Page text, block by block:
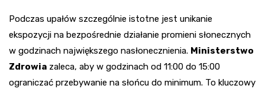
Podczas upałów szczególnie istotne jest unikanie
ekspozycji na bezpośrednie działanie promieni słonecznych
w godzinach największego nasłonecznienia. Ministerstwo
Zdrowia zaleca, aby w godzinach od 11:00 do 15:00
ograniczać przebywanie na słońcu do minimum. To kluczowy